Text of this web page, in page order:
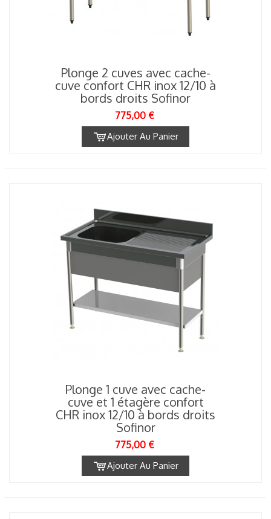
Plonge 2 cuves avec cache-
cuve confort CHR inox 12/10 à
bords droits Sofinor
775,00 €
Ajouter Au Panier
Plonge 1 cuve avec cache-
cuve et 1 étagère confort
CHR inox 12/10 à bords droits
Sofinor
775,00 €
Ajouter Au Panier